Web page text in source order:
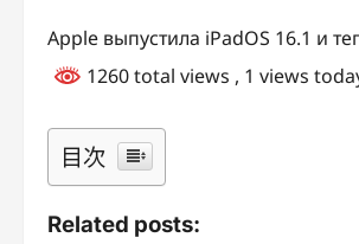
Apple выпустила iPadOS 16.1 и
1260 total views , 1 views
目次
Related posts: